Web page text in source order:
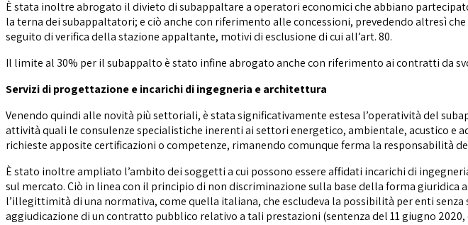
È stata inoltre abrogato il divieto di subappaltare a operatori economici che abbiano
la terna dei subappaltatori; e ciò anche con riferimento alle concessioni, prevedendo altresì
seguito di verifica della stazione appaltante, motivi di esclusione di cui all’art. 80.
Il limite al 30% per il subappalto è stato infine abrogato anche con riferimento ai contratti da
Servizi di progettazione e incarichi di ingegneria e architettura
Venendo quindi alle novità più settoriali, è stata significativamente estesa l’operatività del
attività quali le consulenze specialistiche inerenti ai settori energetico, ambientale, acustico
richieste apposite certificazioni o competenze, rimanendo comunque ferma la responsabilità
È stato inoltre ampliato l’ambito dei soggetti a cui possono essere affidati incarichi di
sul mercato. Ciò in linea con il principio di non discriminazione sulla base della forma giuridica
l’illegittimità di una normativa, come quella italiana, che escludeva la possibilità per enti
aggiudicazione di un contratto pubblico relativo a tali prestazioni (sentenza del 11 giugno 2020,